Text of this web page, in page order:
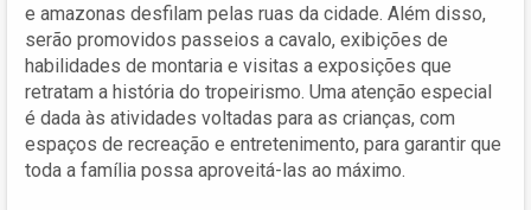
e amazonas desfilam pelas ruas da cidade. Além disso,
serão promovidos passeios a cavalo, exibições de
habilidades de montaria e visitas a exposições que
retratam a história do tropeirismo. Uma atenção especial
é dada às atividades voltadas para as crianças, com
espaços de recreação e entretenimento, para garantir que
toda a família possa aproveitá-las ao máximo.